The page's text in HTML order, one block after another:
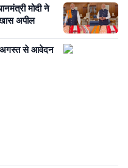
मोदी ने
अपील
अगस्त से आवेदन